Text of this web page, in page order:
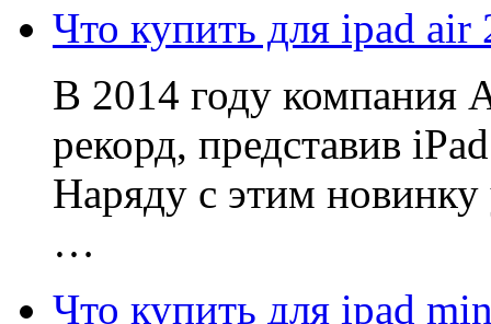
Что купить для ipad air
В 2014 году компания
рекорд, представив
Наряду с этим
…
Что купить для ipad